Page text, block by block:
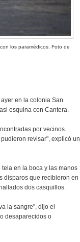
los paramédicos. Foto de
en la colonia San
esquina con Cantera.
por vecinos.
revisar", explicó un
en la boca y las manos
disparos que recibieron en
dos casquillos.
la sangre", dijo el
desaparecidos o